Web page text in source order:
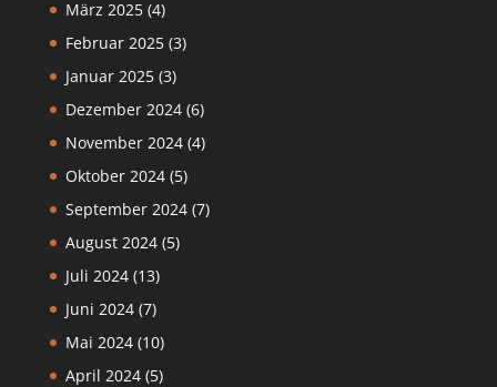
März 2025(4)
Februar 2025(3)
Januar 2025(3)
Dezember 2024(6)
November 2024(4)
Oktober 2024(5)
September 2024(7)
August 2024(5)
Juli 2024(13)
Juni 2024(7)
Mai 2024(10)
April 2024(5)